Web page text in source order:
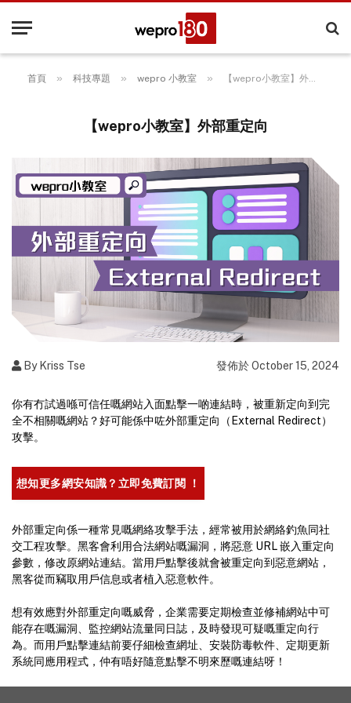
首頁 » 科技專題 » wepro 小教室 » 【wepro小教室】外部重定向
【wepro小教室】外部重定向
By Kriss Tse 發佈於October 15, 2024
你有冇試過喺可信任嘅網站入面點擊一啲連結時，被重新定向到完
全不相關嘅網站？好可能係中咗外部重定向（External Redirect）
攻擊。
想知更多網安知識？立即免費訂閱 ！
外部重定向係一種常見嘅網絡攻擊手法，經常被用於網絡釣魚同社
交工程攻擊。黑客會利用合法網站嘅漏洞，將惡意 URL 嵌入重定向
參數，修改原網站連結。當用戶點擊後就會被重定向到惡意網站，
黑客從而竊取用戶信息或者植入惡意軟件。
想有效應對外部重定向嘅威脅，企業需要定期檢查並修補網站中可
能存在嘅漏洞、監控網站流量同日誌，及時發現可疑嘅重定向行
為。而用戶點擊連結前要仔細檢查網址、安裝防毒軟件、定期更新
系統同應用程式，仲有唔好隨意點擊不明來歷嘅連結呀！